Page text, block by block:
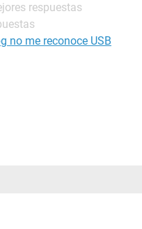
respuestas
no me reconoce USB